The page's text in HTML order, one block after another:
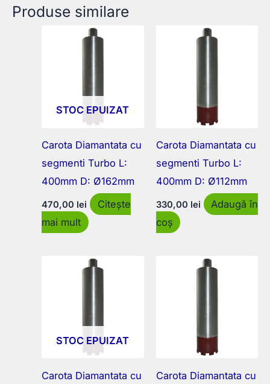
Produse similare
STOC EPUIZAT
Carota Diamantata cu
segmenti Turbo L:
400mm D: Ø162mm
470,00 lei
Citește
mai mult
Carota Diamantata cu
segmenti Turbo L:
400mm D: Ø112mm
330,00 lei
Adaugă în
coș
STOC EPUIZAT
Carota Diamantata cu
Carota Diamantata cu